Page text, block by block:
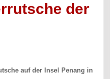
der
auf der Insel Penang in